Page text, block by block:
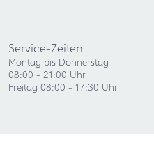
Service-Zeiten
Montag bis Donnerstag
08:00 - 21:00 Uhr
Freitag 08:00 - 17:30 Uhr